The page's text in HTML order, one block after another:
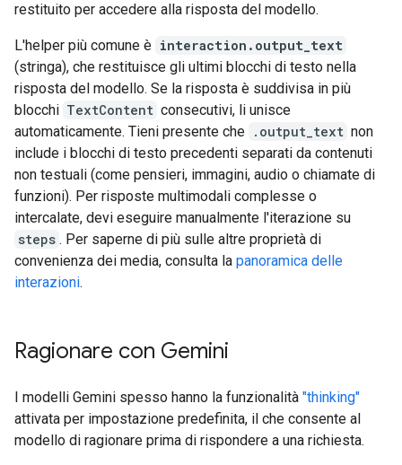
restituito per accedere alla risposta del modello.
L'helper più comune è interaction.output_text
(stringa), che restituisce gli ultimi blocchi di testo nella
risposta del modello. Se la risposta è suddivisa in più
blocchi TextContent consecutivi, li unisce
automaticamente. Tieni presente che .output_text non
include i blocchi di testo precedenti separati da contenuti
non testuali (come pensieri, immagini, audio o chiamate di
funzioni). Per risposte multimodali complesse o
intercalate, devi eseguire manualmente l'iterazione su
steps . Per saperne di più sulle altre proprietà di
convenienza dei media, consulta la panoramica delle
interazioni.
Ragionare con Gemini
I modelli Gemini spesso hanno la funzionalità "thinking"
attivata per impostazione predefinita, il che consente al
modello di ragionare prima di rispondere a una richiesta.